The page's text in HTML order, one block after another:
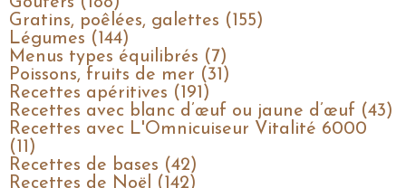
Gratins, poêlées, galettes (155)
Légumes (144)
Menus types équilibrés (7)
Poissons, fruits de mer (31)
Recettes apéritives (191)
Recettes avec blanc d’œuf ou jaune d’œuf (43)
Recettes avec L'Omnicuiseur Vitalité 6000
(11)
Recettes de bases (42)
Recettes de Noël (142)